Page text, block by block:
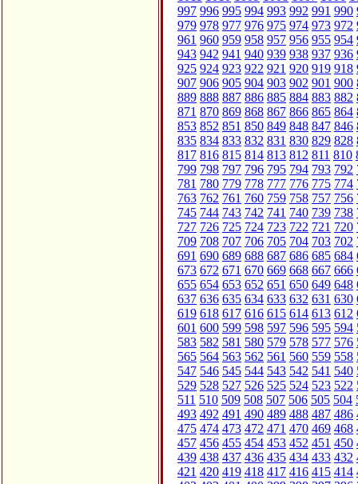
997 996 995 994 993 992 991 990
979 978 977 976 975 974 973 972
961 960 959 958 957 956 955 954
943 942 941 940 939 938 937 936
925 924 923 922 921 920 919 918
907 906 905 904 903 902 901 900
889 888 887 886 885 884 883 882
871 870 869 868 867 866 865 864
853 852 851 850 849 848 847 846
835 834 833 832 831 830 829 828
817 816 815 814 813 812 811 810
799 798 797 796 795 794 793 792
781 780 779 778 777 776 775 774
763 762 761 760 759 758 757 756
745 744 743 742 741 740 739 738
727 726 725 724 723 722 721 720
709 708 707 706 705 704 703 702
691 690 689 688 687 686 685 684
673 672 671 670 669 668 667 666
655 654 653 652 651 650 649 648
637 636 635 634 633 632 631 630
619 618 617 616 615 614 613 612
601 600 599 598 597 596 595 594
583 582 581 580 579 578 577 576
565 564 563 562 561 560 559 558
547 546 545 544 543 542 541 540
529 528 527 526 525 524 523 522
511 510 509 508 507 506 505 504
493 492 491 490 489 488 487 486
475 474 473 472 471 470 469 468
457 456 455 454 453 452 451 450
439 438 437 436 435 434 433 432
421 420 419 418 417 416 415 414